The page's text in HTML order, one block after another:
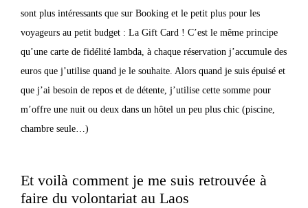
sont plus intéressants que sur Booking et le petit plus pour les
voyageurs au petit budget : La Gift Card ! C’est le même principe
qu’une carte de fidélité lambda, à chaque réservation j’accumule des
euros que j’utilise quand je le souhaite. Alors quand je suis épuisé et
que j’ai besoin de repos et de détente, j’utilise cette somme pour
m’offre une nuit ou deux dans un hôtel un peu plus chic (piscine,
chambre seule…)
Et voilà comment je me suis retrouvée à
faire du volontariat au Laos